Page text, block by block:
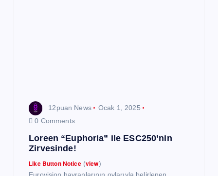
12puan News
Ocak 1, 2025
0 Comments
Loreen “Euphoria” ile ESC250’nin
Zirvesinde!
Like Button Notice(view)
Eurovision hayranlarının oylarıyla belirlenen